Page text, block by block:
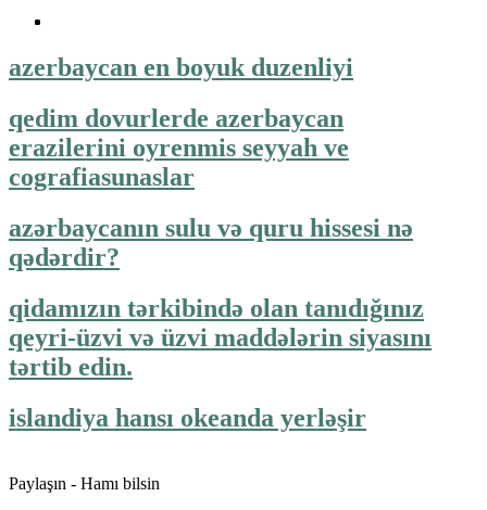
azerbaycan en boyuk duzenliyi
qedim dovurlerde azerbaycan
erazilerini oyrenmis seyyah ve
cografiasunaslar
azərbaycanın sulu və quru hissesi nə
qədərdir?
qidamızın tərkibində olan tanıdığınız
qeyri-üzvi və üzvi maddələrin siyasını
tərtib edin.
islandiya hansı okeanda yerləşir
Paylaşın - Hamı bilsin